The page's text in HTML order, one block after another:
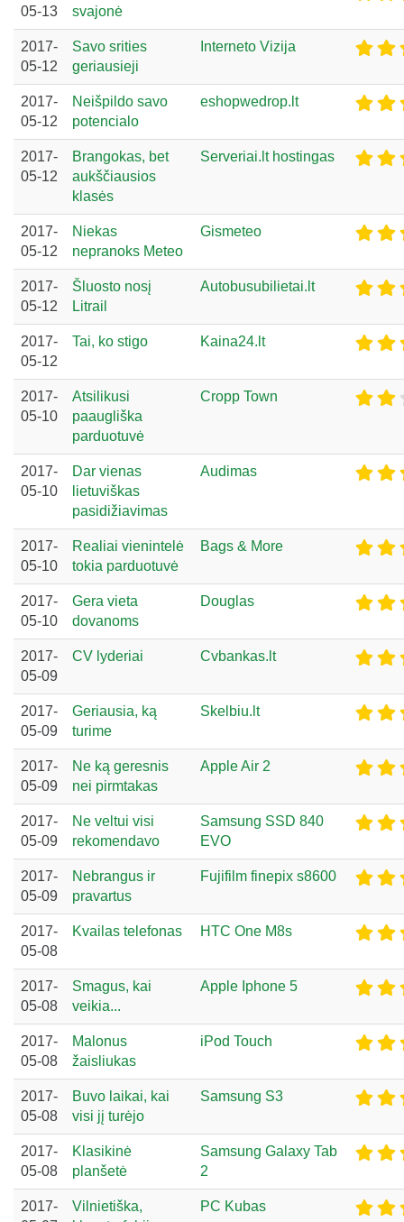
05-13
svajonė
2017-
05-12
Savo srities
geriausieji
Interneto Vizija
2017-
05-12
Neišpildo savo
potencialo
eshopwedrop.lt
2017-
05-12
Brangokas, bet
aukščiausios
klasės
Serveriai.lt hostingas
2017-
05-12
Niekas
nepranoks Meteo
Gismeteo
2017-
05-12
Šluosto nosį
Litrail
Autobusubilietai.lt
2017-
05-12
Tai, ko stigo Kaina24.lt
2017-
05-10
Atsilikusi
paaugliška
parduotuvė
Cropp Town
2017-
05-10
Dar vienas
lietuviškas
pasidižiavimas
Audimas
2017-
05-10
Realiai vienintelė
tokia parduotuvė
Bags & More
2017-
05-10
Gera vieta
dovanoms
Douglas
2017-
05-09
CV lyderiai Cvbankas.lt
2017-
05-09
Geriausia, ką
turime
Skelbiu.lt
2017-
05-09
Ne ką geresnis
nei pirmtakas
Apple Air 2
2017-
05-09
Ne veltui visi
rekomendavo
Samsung SSD 840
EVO
2017-
05-09
Nebrangus ir
pravartus
Fujifilm finepix s8600
2017-
05-08
Kvailas telefonas HTC One M8s
2017-
05-08
Smagus, kai
veikia...
Apple Iphone 5
2017-
05-08
Malonus
žaisliukas
iPod Touch
2017-
05-08
Buvo laikai, kai
visi jį turėjo
Samsung S3
2017-
05-08
Klasikinė
planšetė
Samsung Galaxy Tab
2
2017-
Vilnietiška,
PC Kubas